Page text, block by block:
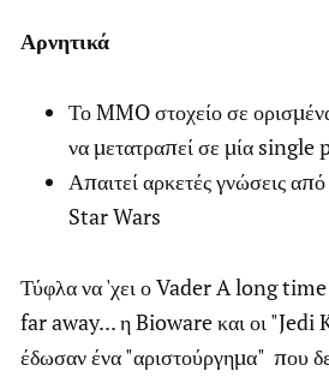
Αρνητικά
Το MMO στοχείο σε
να μετατραπεί σε μία single
Απαιτεί αρκετές γνώσεις
Star Wars
Τύφλα να 'χει ο Vader A long
far away... η Bioware και οι "Jedi
έδωσαν ένα "αριστούργημα" που